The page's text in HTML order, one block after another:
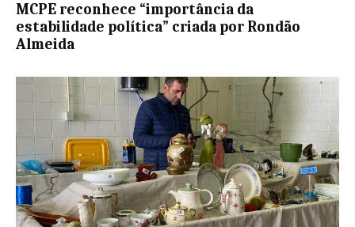
MCPE reconhece “importância da
estabilidade política” criada por Rondão
Almeida